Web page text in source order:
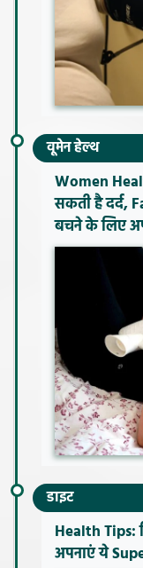
वूमेन हेल्थ
Women
सकती है दर्द,
बचने के लिए
डाइट
Health Tips:
अपनाएं ये